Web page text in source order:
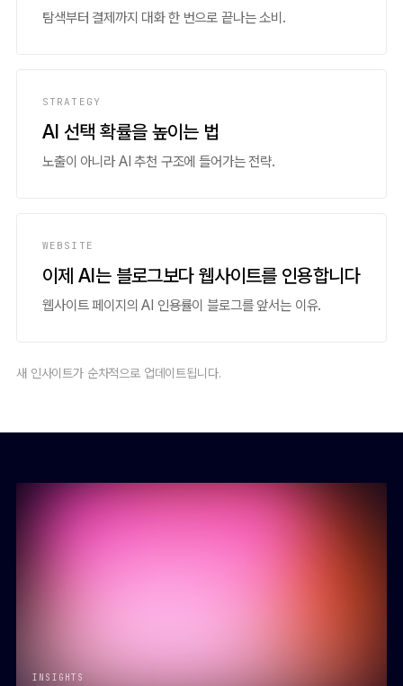
탐색부터 결제까지 대화 한 번으로 끝나는 소비.
STRATEGY
AI 선택 확률을 높이는 법
노출이 아니라 AI 추천 구조에 들어가는 전략.
WEBSITE
이제 AI는 블로그보다 웹사이트를 인용합니다
웹사이트 페이지의 AI 인용률이 블로그를 앞서는 이유.
새 인사이트가 순차적으로 업데이트됩니다.
INSIGHTS